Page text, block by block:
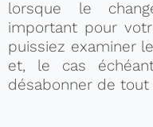
lorsque le
important pour
puissiez examiner
et, le cas
désabonner de